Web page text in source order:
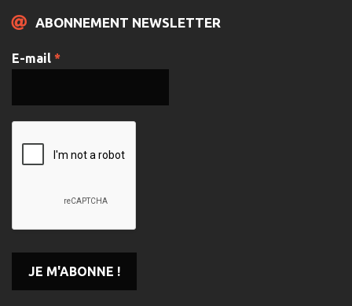
ABONNEMENT NEWSLETTER
E-mail *